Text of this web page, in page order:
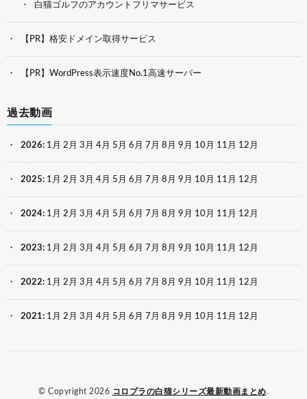
白猫ゴルフのアカウントフリマサービス
【PR】格安ドメイン取得サービス
【PR】WordPress表示速度No.1高速サーバー
過去動画
2026: 1月 2月 3月 4月 5月 6月 7月 8月 9月 10月 11月 12月
2025: 1月 2月 3月 4月 5月 6月 7月 8月 9月 10月 11月 12月
2024: 1月 2月 3月 4月 5月 6月 7月 8月 9月 10月 11月 12月
2023: 1月 2月 3月 4月 5月 6月 7月 8月 9月 10月 11月 12月
2022: 1月 2月 3月 4月 5月 6月 7月 8月 9月 10月 11月 12月
2021: 1月 2月 3月 4月 5月 6月 7月 8月 9月 10月 11月 12月
© Copyright 2026 コロプラの白猫シリーズ最新動画まとめ.